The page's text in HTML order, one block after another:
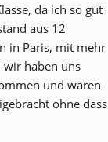
da ich so gut
aus 12
in Paris, mit mehr
wir haben uns
und waren
ohne dass